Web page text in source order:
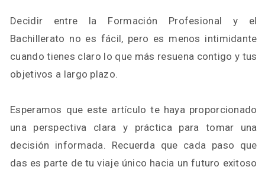
Decidir entre la Formación Profesional y el
Bachillerato no es fácil, pero es menos intimidante
cuando tienes claro lo que más resuena contigo y tus
objetivos a largo plazo.
Esperamos que este artículo te haya proporcionado
una perspectiva clara y práctica para tomar una
decisión informada. Recuerda que cada paso que
das es parte de tu viaje único hacia un futuro exitoso